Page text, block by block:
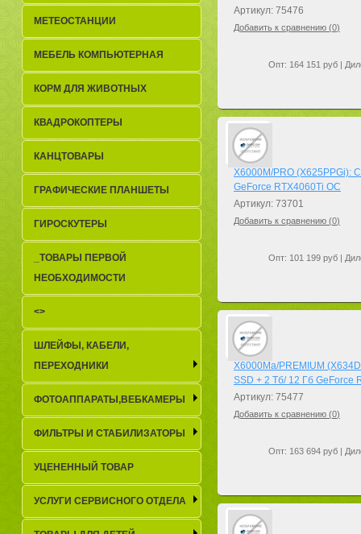
Артикул: 75476
Добавить к сравнению (0)
Опт: 164 151 руб |
X6000M/PRO (X625PPGi):
GeForce RTX4060Ti OC
Артикул: 73701
Добавить к сравнению (0)
Опт: 101 199 руб |
X6000Ma/PREMIUM
SSD + 2 Тб/ 12 Гб GeForce
Артикул: 75477
Добавить к сравнению (0)
Опт: 163 694 руб |
МЕТЕОСТАНЦИИ
МЕБЕЛЬ КОМПЬЮТЕРНАЯ
КОРМ ДЛЯ ЖИВОТНЫХ
КВАДРОКОПТЕРЫ
КАНЦТОВАРЫ
ГРАФИЧЕСКИЕ ПЛАНШЕТЫ
ГИРОСКУТЕРЫ
_TОВАРЫ ПЕРВОЙ
НЕОБХОДИМОСТИ
<>
ШЛЕЙФЫ, КАБЕЛИ,
ПЕРЕХОДНИКИ
ФОТОАППАРАТЫ,ВЕБКАМЕРЫ
ФИЛЬТРЫ И СТАБИЛИЗАТОРЫ
УЦЕНЕННЫЙ ТОВАР
УСЛУГИ СЕРВИСНОГО ОТДЕЛА